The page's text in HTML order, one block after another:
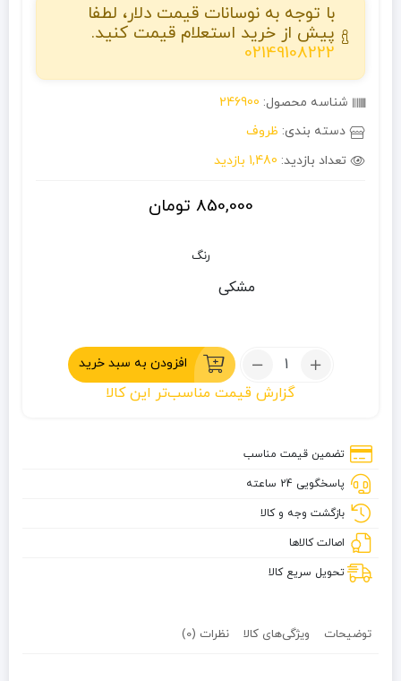
با توجه به نوسانات قیمت دلار، لطفا
پیش از خرید استعلام قیمت کنید.
02149108222
شناسه محصول: 246900
دسته بندی: ظروف
تعداد بازدید: 1,480 بازدید
850,000 تومان
رنگ
مشکی
تعداد:
سفری
افزودن به سبد خرید
گزارش قیمت مناسب‌تر این کالا
تضمین قیمت مناسب
پاسخگویی 24 ساعته
بازگشت وجه و کالا
اصالت کالاها
تحویل سریع کالا
توضیحات ویژگی‌های کالا نظرات (0)